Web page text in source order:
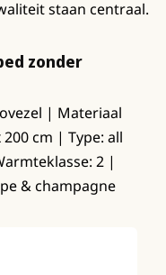
staan centraal.
zonder
| Materiaal
cm | Type: all
2 |
& champagne